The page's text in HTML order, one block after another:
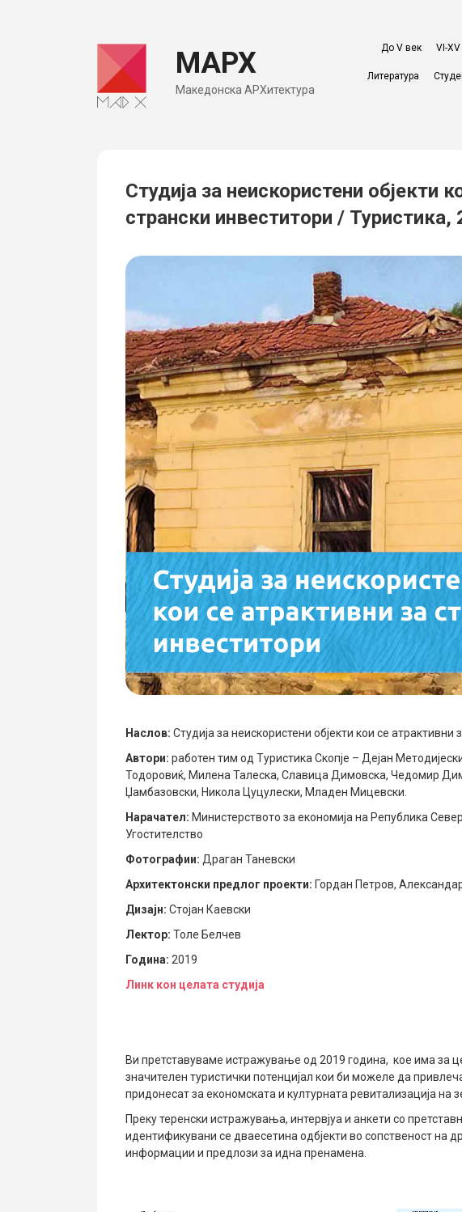
МАРХ
Македонска АРХитектура
До V век VI-
Литература
Студија за неискористени објекти
странски инвеститори / Туристика,
Наслов: Студија за неискористени објекти кои се атрактивни
Автори: работен тим од Туристика Скопје – Дејан
Тодоровиќ, Милена Талеска, Славица Димовска, Чедомир
Џамбазовски, Никола Цуцулески, Младен Мицевски.
Нарачател: Министерството за економија на Република
Угостителство
Фотографии: Драган Таневски
Архитектонски предлог проекти: Гордан Петров,
Дизајн: Стојан Каевски
Лектор: Толе Белчев
Година: 2019
Линк кон целата студија
Ви претставуваме истражување од 2019 година, кое има за
значителен туристички потенцијал кои би можеле да
придонесат за економската и културната ревитализација на
Преку теренски истражувања, интервјуа и анкети со
идентификувани се дваесетина одбјекти во сопственост на
информации и предлози за идна пренамена.